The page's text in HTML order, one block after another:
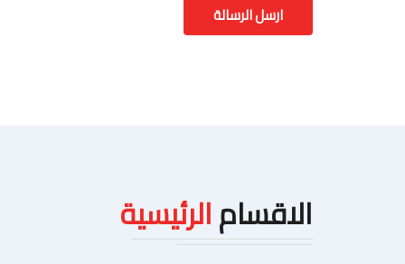
الاقسامالرئيسية